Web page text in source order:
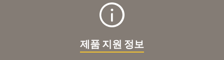
제품 지원 정보